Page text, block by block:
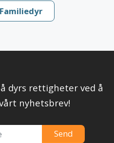
Familiedyr
dyrs rettigheter ved å
nyhetsbrev!